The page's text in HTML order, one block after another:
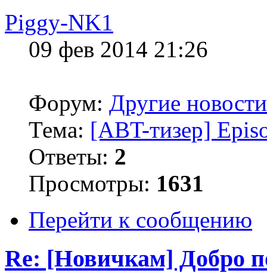
Piggy-NK1
09 фев 2014 21:26
Форум: Другие
Тема: [ABT-тизер]
Ответы: 2
Просмотры: 1631
Перейти к сообщению
Re: [Новичкам] Добро